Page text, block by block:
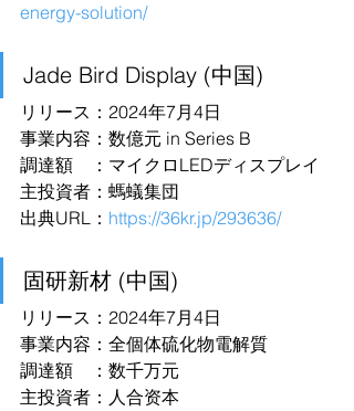
energy-solution/
Jade Bird Display (中国)
リリース：2024年7月4日
事業内容：数億元 in Series B
調達額　：マイクロLEDディスプレイ
主投資者：螞蟻集団
出典URL： https://36kr.jp/293636/
固研新材 (中国)
リリース：2024年7月4日
事業内容：全個体硫化物電解質
調達額　：数千万元
主投資者：人合资本